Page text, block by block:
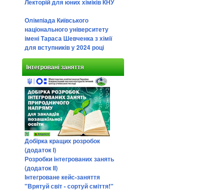
Лекторій для юних хіміків КНУ
Олімпіада Київського
національного університету
імені Тараса Шевченка з хімії
для вступників у 2024 році
Інтегровані заняття
Добірка кращих розробок
(додаток І)
Розробки інтегрованих занять
(додаток ІІ)
Інтегроване кейс-заняття
"Врятуй світ - сортуй сміття!"